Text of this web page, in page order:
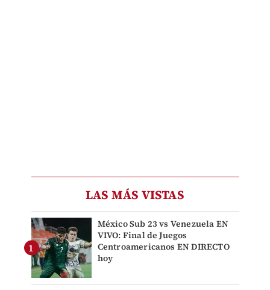
LAS MÁS VISTAS
México Sub 23 vs Venezuela EN
VIVO: Final de Juegos
Centroamericanos EN DIRECTO
hoy